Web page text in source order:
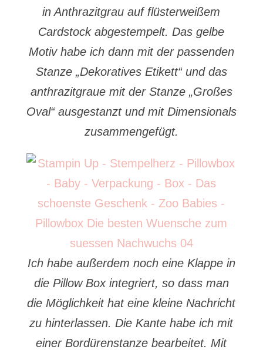
in Anthrazitgrau auf flüsterweißem
Cardstock abgestempelt. Das gelbe
Motiv habe ich dann mit der passenden
Stanze „Dekoratives Etikett“ und das
anthrazitgraue mit der Stanze „Großes
Oval“ ausgestanzt und mit Dimensionals
zusammengefügt.
Ich habe außerdem noch eine Klappe in
die Pillow Box integriert, so dass man
die Möglichkeit hat eine kleine Nachricht
zu hinterlassen. Die Kante habe ich mit
einer Bordürenstanze bearbeitet. Mit